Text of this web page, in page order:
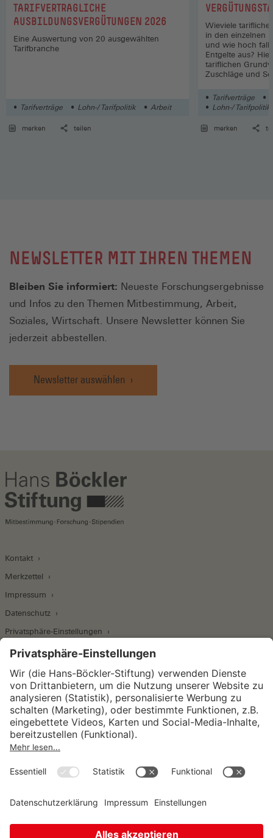
:
TARIFVERTRAGLICHE
AUSBILDUNGSVERGÜTUNGEN 2026
Eine Auswertung von 20 ausgewählten
Tarifbranche
Tarifverträge Lohn-/ Tarifpolitik Arbeit
merken teilen
:
Wieviele
in den einzelnen
und wie hoch
Entgelte aus?
tariflichen
Zuschläge und
Tarifverträge
Lohn-/ Tarifpolitik
merken
NEWSLETTER MIT IHREN THEMEN
Bleiben Sie informiert: Neueste Forschungsergebnisse
und Infos zu den Themen Mitbestimmung, Arbeit,
Soziales, Wirtschaft. Unsere Newsletter können Sie
jederzeit abbestellen.
Newsletter auswählen
Kontakt
Merkzettel
Impressum
Datenschutz
Privatsphäre-Einstellungen
Wirtschafts- und Sozialwissenschaftliches Institut
Institut für Makroökonomie und
Konjunkturforschung
Unternehmensführung